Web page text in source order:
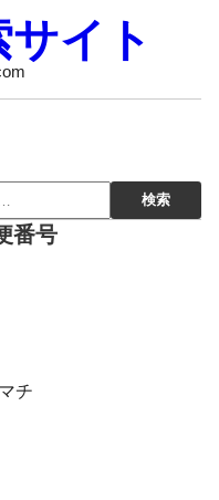
イト
番号
チ